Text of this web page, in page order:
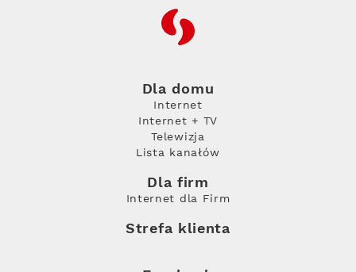
RFC
Dla domu
Internet
Internet + TV
Telewizja
Lista kanałów
Dla firm
Internet dla Firm
Strefa klienta